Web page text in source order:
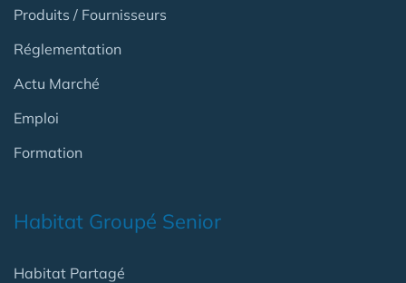
Produits / Fournisseurs
Réglementation
Actu Marché
Emploi
Formation
Habitat Groupé Senior
Habitat Partagé